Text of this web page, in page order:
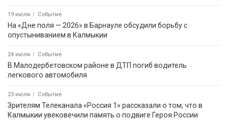
19 июля Событие
На «Дне поля — 2026» в Барнауле обсудили борьбу с
опустыниванием в Калмыкии
24 июля Событие
В Малодербетовском районе в ДТП погиб водитель
легкового автомобиля
23 июля Событие
Зрителям Телеканала «Россия 1» рассказали о том, что в
Калмыкии увековечили память о подвиге Героя России